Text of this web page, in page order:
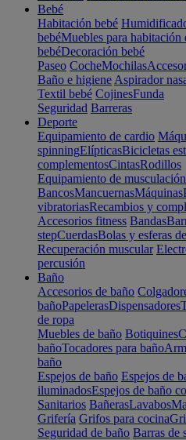
Bebé
Habitación bebé
bebéMuebles para habitación
bebéDecoración bebé
Paseo CocheMochilas
Baño e higiene Aspirador
Textil bebé CojinesFunda
Seguridad Barreras
Deporte
Equipamiento de cardio
spinningElípticasBicicletas
complementosCintasRodillos
Equipamiento de musculación
BancosMancuernasMáquinas
vibratoriasRecambios y
Accesorios fitness Bandas
stepCuerdasBolas y esferas
Recuperación muscular
percusión
Baño
Accesorios de baño
bañoPapelerasDispensadores
de ropa
Muebles de baño Botiquines
bañoTocadores para baño
baño
Espejos de baño Espejos de
iluminadosEspejos de baño
Sanitarios BañerasLavabos
Grifería Grifos para cocina
Seguridad de baño Barras de